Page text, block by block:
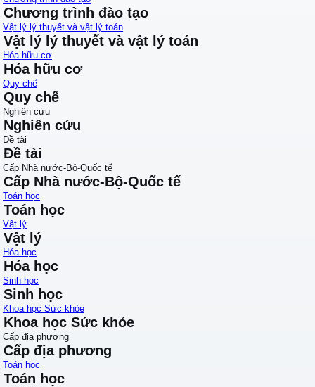
Chương trình đào tạo
Vật lý lý thuyết và vật lý toán
Vật lý lý thuyết và vật lý toán
Hóa hữu cơ
Hóa hữu cơ
Quy chế
Quy chế
Nghiên cứu
Nghiên cứu
Đề tài
Đề tài
Cấp Nhà nước-Bộ-Quốc tế
Cấp Nhà nước-Bộ-Quốc tế
Toán học
Toán học
Vật lý
Vật lý
Hóa học
Hóa học
Sinh học
Sinh học
Khoa học Sức khỏe
Khoa học Sức khỏe
Cấp địa phương
Cấp địa phương
Toán học
Toán học